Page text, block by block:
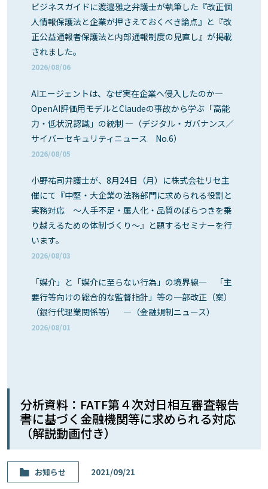
ビジネスガイドに渡邉雅之弁護士が執筆した『改正個
人情報保護法と企業が押さえておくべき論点』と『改
正公益通報者保護法と内部通報制度の見直し』が掲載
されました。
2026/08/06
AIエージェントは、なぜ実在企業へ侵入したのか―
OpenAI評価用モデルとClaudeの事故から学ぶ「高能
力・低状況認識」の統制 ―（デジタル・ガバナンス／
サイバーセキュリティニュース No.6）
2026/08/05
小野祐司弁護士が、8月24日（月）に株式会社リセ主
催にて『中堅・大企業の法務部門に求められる役割と
実務対応 ～人手不足・属人化・品質のばらつきを乗
り越えるための体制づくり～』と題するセミナーを行
います。
2026/08/03
「媒介」と「媒介に至らない行為」の境界線― 「主
要行等向けの総合的な監督指針」等の一部改正（案）
（銀行代理業関係等） ―（金融規制ニュース）
2026/08/01
分析資料：FATF第４次対日相互審査報告
書に基づく金融機関等に求められる対応
（解説動画付き）
お知らせ 2021/09/21